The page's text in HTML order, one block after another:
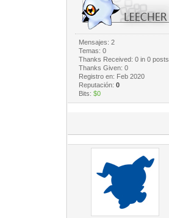
Mensajes: 2
Temas: 0
Thanks Received: 0in 0 posts
Thanks Given: 0
Registro en: Feb 2020
Reputación: 0
Bits: $0